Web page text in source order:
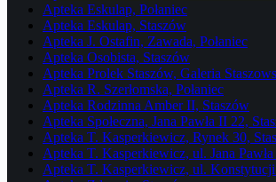
Apteka Eskulap, Połaniec
Apteka Eskulap, Staszów
Apteka J. Ostafin, Zawada, Połaniec
Apteka Osobista, Staszów
Apteka Prolek Staszów, Galeria
Apteka R. Szerłomska, Połaniec
Apteka Rodzinna Amber II, Staszów
Apteka Społeczna, Jana Pawła II 22,
Apteka T. Kasperkiewicz, Rynek 30,
Apteka T. Kasperkiewicz, ul. Jana
Apteka T. Kasperkiewicz, ul.